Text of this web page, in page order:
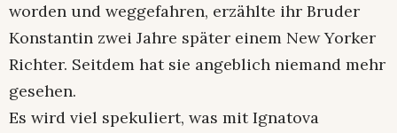
worden und weggefahren, erzählte ihr Bruder
Konstantin zwei Jahre später einem New Yorker
Richter. Seitdem hat sie angeblich niemand mehr
gesehen.
Es wird viel spekuliert, was mit Ignatova